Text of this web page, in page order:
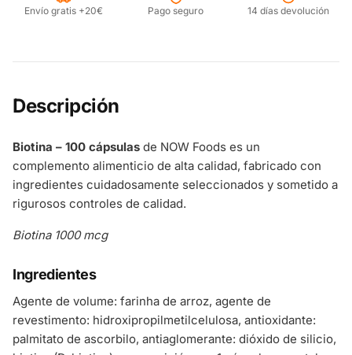
Envío gratis +20€ Pago seguro 14 días devolución
Descripción
Biotina – 100 cápsulas de NOW Foods es un
complemento alimenticio de alta calidad, fabricado con
ingredientes cuidadosamente seleccionados y sometido a
rigurosos controles de calidad.
Biotina 1000 mcg
Ingredientes
Agente de volume: farinha de arroz, agente de
revestimento: hidroxipropilmetilcelulosa, antioxidante:
palmitato de ascorbilo, antiaglomerante: dióxido de silicio,